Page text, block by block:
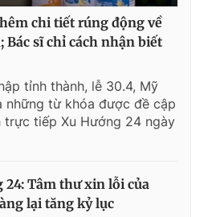
chi tiết rúng động về
Bác sĩ chỉ cách nhận biết
tỉnh thành, lễ 30.4, Mỹ
những từ khóa được đề cập
tiếp Xu Hướng 24 ngày
24: Tâm thư xin lỗi của
lại tăng kỷ lục